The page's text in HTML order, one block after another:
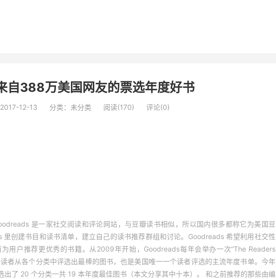
自388万美国网友的票选年度好书
2017-12-13 分类：未分类 阅读(170) 评论(0)
是一家社交阅读和评论网站，与豆瓣读书相似，所以国内很多都称它为美国豆
创建书目和读书清单，建立自己的读书推荐群组和讨论。Goodreads 希望利用社交性
用户推荐更优秀的书籍。从2009年开始，Goodreads每年会举办一次“The Readers
者从各个分类中评选出最棒的图书，也是美国唯一一个读者评选的主流年度书单。今年
了 20 个分类一共 19 本年度最佳图书（本文分享其中十本）。 和之前推荐的那些由编